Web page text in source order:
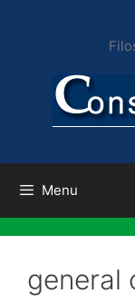
conteúdo
Menu
general